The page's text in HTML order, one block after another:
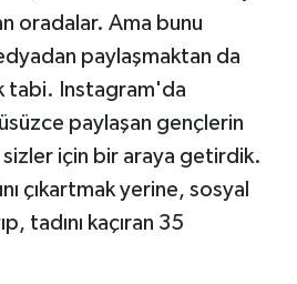
için kendimizi şanslı